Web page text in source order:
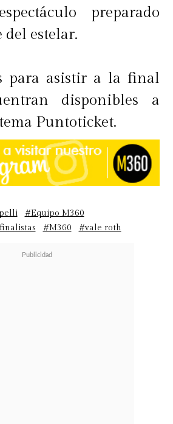
preparado
del estelar.
para asistir a la final
disponibles a
Puntoticket.
#Equipo M360
#M360 #vale roth